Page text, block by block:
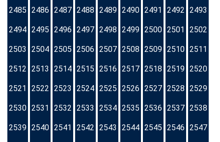
2485 2486 2487 2488 2489 2490 2491 2492 2493
2494 2495 2496 2497 2498 2499 2500 2501 2502
2503 2504 2505 2506 2507 2508 2509 2510 2511
2512 2513 2514 2515 2516 2517 2518 2519 2520
2521 2522 2523 2524 2525 2526 2527 2528 2529
2530 2531 2532 2533 2534 2535 2536 2537 2538
2539 2540 2541 2542 2543 2544 2545 2546 2547